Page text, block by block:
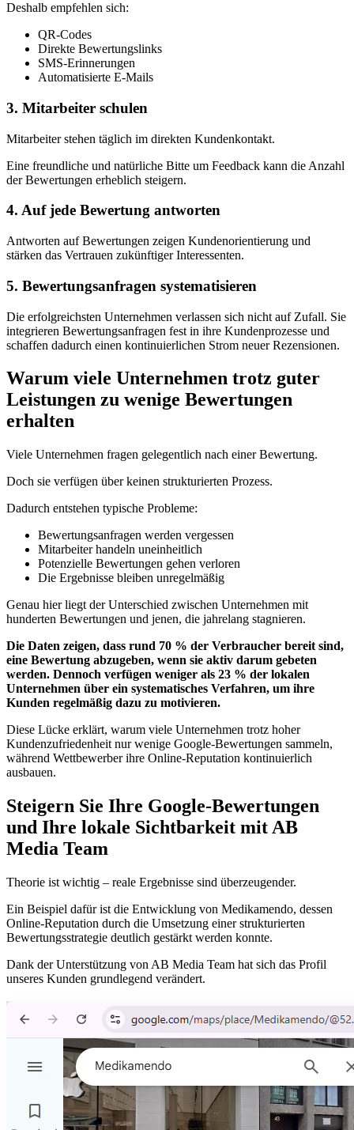
Deshalb empfehlen sich:
QR-Codes
Direkte Bewertungslinks
SMS-Erinnerungen
Automatisierte E-Mails
3. Mitarbeiter schulen
Mitarbeiter stehen täglich im direkten Kundenkontakt.
Eine freundliche und natürliche Bitte um Feedback kann die Anzahl
der Bewertungen erheblich steigern.
4. Auf jede Bewertung antworten
Antworten auf Bewertungen zeigen Kundenorientierung und
stärken das Vertrauen zukünftiger Interessenten.
5. Bewertungsanfragen systematisieren
Die erfolgreichsten Unternehmen verlassen sich nicht auf Zufall. Sie
integrieren Bewertungsanfragen fest in ihre Kundenprozesse und
schaffen dadurch einen kontinuierlichen Strom neuer Rezensionen.
Warum viele Unternehmen trotz guter
Leistungen zu wenige Bewertungen
erhalten
Viele Unternehmen fragen gelegentlich nach einer Bewertung.
Doch sie verfügen über keinen strukturierten Prozess.
Dadurch entstehen typische Probleme:
Bewertungsanfragen werden vergessen
Mitarbeiter handeln uneinheitlich
Potenzielle Bewertungen gehen verloren
Die Ergebnisse bleiben unregelmäßig
Genau hier liegt der Unterschied zwischen Unternehmen mit
hunderten Bewertungen und jenen, die jahrelang stagnieren.
Die Daten zeigen, dass rund 70 % der Verbraucher bereit sind,
eine Bewertung abzugeben, wenn sie aktiv darum gebeten
werden. Dennoch verfügen weniger als 23 % der lokalen
Unternehmen über ein systematisches Verfahren, um ihre
Kunden regelmäßig dazu zu motivieren.
Diese Lücke erklärt, warum viele Unternehmen trotz hoher
Kundenzufriedenheit nur wenige Google-Bewertungen sammeln,
während Wettbewerber ihre Online-Reputation kontinuierlich
ausbauen.
Steigern Sie Ihre Google-Bewertungen
und Ihre lokale Sichtbarkeit mit AB
Media Team
Theorie ist wichtig – reale Ergebnisse sind überzeugender.
Ein Beispiel dafür ist die Entwicklung von Medikamendo, dessen
Online-Reputation durch die Umsetzung einer strukturierten
Bewertungsstrategie deutlich gestärkt werden konnte.
Dank der Unterstützung von AB Media Team hat sich das Profil
unseres Kunden grundlegend verändert.